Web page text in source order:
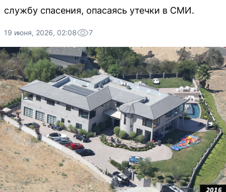
службу спасения, опасаясь утечки в СМИ.
19 июня, 2026, 02:08 7